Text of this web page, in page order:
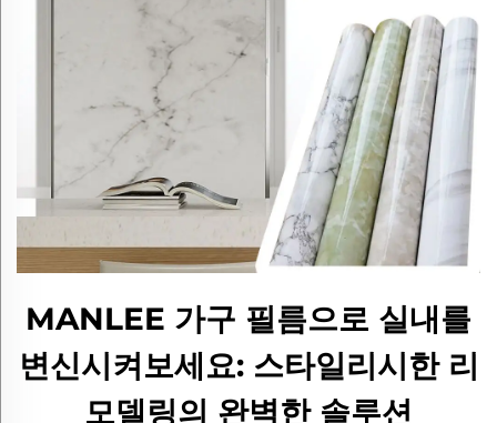
MANLEE 가구 필름으로 실내를
변신시켜보세요: 스타일리시한 리
모델링의 완벽한 솔루션